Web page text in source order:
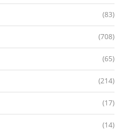
(83)
(708)
(65)
(214)
(17)
(14)